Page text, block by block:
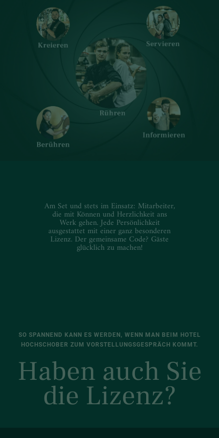
Am Set und stets im Einsatz: Mitarbeiter,
die mit Können und Herzlichkeit ans
Werk gehen. Jede Persönlichkeit
ausgestattet mit einer ganz besonderen
Lizenz. Der gemeinsame Code? Gäste
glücklich zu machen!
SO SPANNEND KANN ES WERDEN, WENN MAN BEIM HOTEL
HOCHSCHOBER ZUM VORSTELLUNGSGESPRÄCH KOMMT.
Haben auch Sie
die Lizenz?